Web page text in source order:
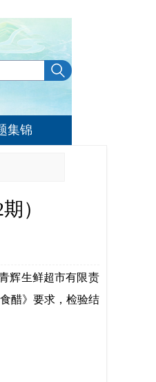
集锦
）
辉生鲜超市有限责
醋》要求，检验结